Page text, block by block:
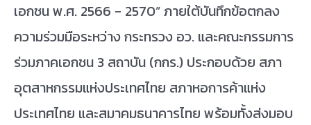
เอกชน พ.ศ. 2566 - 2570” ภายใต้บันทึกข้อตกลง
ความร่วมมือระหว่าง กระทรวง อว. และคณะกรรมการ
ร่วมภาคเอกชน 3 สถาบัน (กกร.) ประกอบด้วย สภา
อุตสาหกรรมแห่งประเทศไทย สภาหอการค้าแห่ง
ประเทศไทย และสมาคมธนาคารไทย พร้อมทั้งส่งมอบ